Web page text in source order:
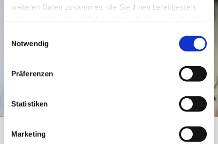
weiteren Daten zusammen, die Sie ihnen bereitgestellt
Notwendig
Präferenzen
Statistiken
Marketing
Lorem ipsum dolor sit amet, consectetuer adipiscing
sociis natoque penatibus et magnis dis parturient
ultricies nec.